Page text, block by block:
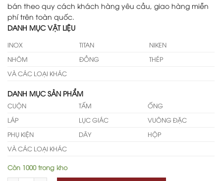
bán theo quy cách khách hàng yêu cầu, giao hàng miễn
phí trên toàn quốc.
DANH MỤC VẬT LIỆU
INOX TITAN
NIKEN
NHÔM
ĐỒNG
THÉP
VÀ CÁC LOẠI KHÁC
DANH MỤC SẢN PHẨM
CUỘN TẤM
ỐNG
LÁP
LỤC GIÁC
VUÔNG ĐẶC
PHỤ KIỆN
DÂY
HỘP
VÀ CÁC LOẠI KHÁC
Còn 1000 trong kho